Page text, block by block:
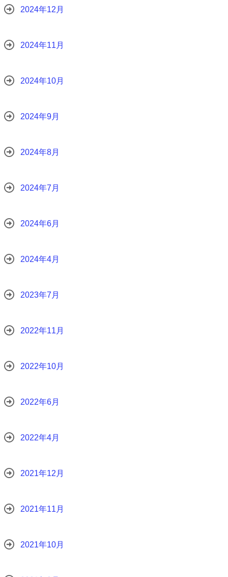
2024年12月
2024年11月
2024年10月
2024年9月
2024年8月
2024年7月
2024年6月
2024年4月
2023年7月
2022年11月
2022年10月
2022年6月
2022年4月
2021年12月
2021年11月
2021年10月